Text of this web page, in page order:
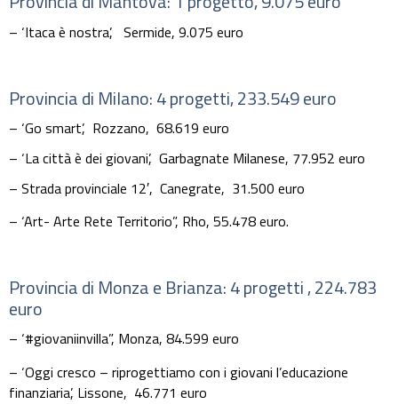
– ‘Itaca è nostra’, Sermide, 9.075 euro
Provincia di Milano: 4 progetti, 233.549 euro
– ‘Go smart’, Rozzano, 68.619 euro
– ‘La città è dei giovani’, Garbagnate Milanese, 77.952 euro
– Strada provinciale 12′, Canegrate, 31.500 euro
– ‘Art- Arte Rete Territorio”, Rho, 55.478 euro.
Provincia di Monza e Brianza: 4 progetti , 224.783
euro
– ‘#giovaniinvilla”, Monza, 84.599 euro
– ‘Oggi cresco – riprogettiamo con i giovani l’educazione
finanziaria’, Lissone, 46.771 euro